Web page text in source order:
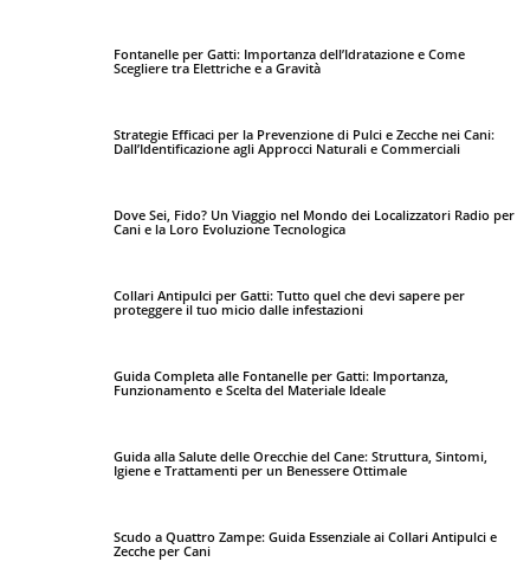
Fontanelle per Gatti: Importanza dell’Idratazione e Come
Scegliere tra Elettriche e a Gravità
Strategie Efficaci per la Prevenzione di Pulci e Zecche nei Cani:
Dall’Identificazione agli Approcci Naturali e Commerciali
Dove Sei, Fido? Un Viaggio nel Mondo dei Localizzatori Radio per
Cani e la Loro Evoluzione Tecnologica
Collari Antipulci per Gatti: Tutto quel che devi sapere per
proteggere il tuo micio dalle infestazioni
Guida Completa alle Fontanelle per Gatti: Importanza,
Funzionamento e Scelta del Materiale Ideale
Guida alla Salute delle Orecchie del Cane: Struttura, Sintomi,
Igiene e Trattamenti per un Benessere Ottimale
Scudo a Quattro Zampe: Guida Essenziale ai Collari Antipulci e
Zecche per Cani